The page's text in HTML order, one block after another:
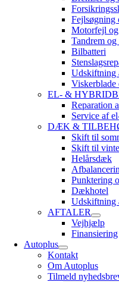
Fejlsøgning
Motorfejl
Tandrem
Bilbatteri
Udskiftning
Viskerblade
EL- &
Reparation
Service af
DÆK &
Skift til
Skift til
Helårsdæk
Punktering
Dækhotel
Udskiftning
AFTALER
Vejhjælp
Finansiering
Autoplus
Kontakt
Om Autoplus
Tilmeld